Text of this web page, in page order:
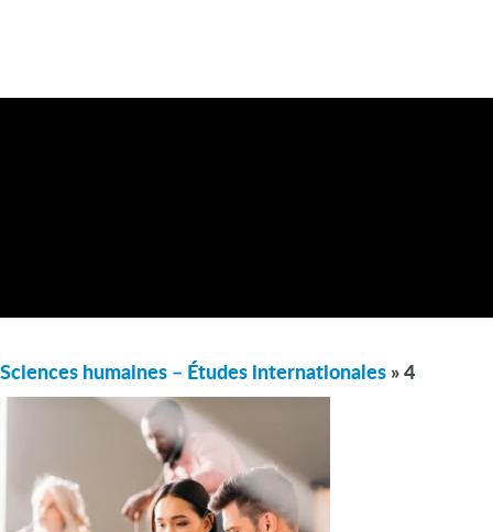
Sciences humaines – Études internationales » 4